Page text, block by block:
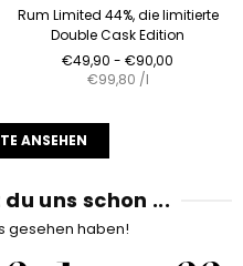
Rum Limited 44%, die limitierte
Double Cask Edition
Normaler
Preis
€49,90 - €90,00
€99,80 /l
ANSEHEN
uns schon ...
gesehen haben!